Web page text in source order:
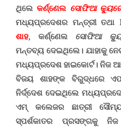
ଥିଲେ କର୍ଣ୍ଣେଲ ସୋଫିଆ
ମଧ୍ୟପ୍ରଦେଶର ମନ୍ତ୍ରୀ ତଥା
ଶାହ,କର୍ଣ୍ଣେଲ ସୋଫିଆ
ମନ୍ତବ୍ୟ ଦେଇଥିଲେ। ଯାହାକୁ
ମଧ୍ୟପ୍ରଦେଶ ହାଇକୋର୍ଟ। ନିଜ
ବିଜୟ ଶାହଙ୍କ ବିରୁଦ୍ଧରେ
ନିର୍ଦ୍ଦେଶ ଦେଇଥିଲେ
ଏମ୍ କଲେଜର ଛାତ୍ରୀ
ସ୍ପର୍ଶକାତର ପ୍ରସଙ୍ଗକୁ